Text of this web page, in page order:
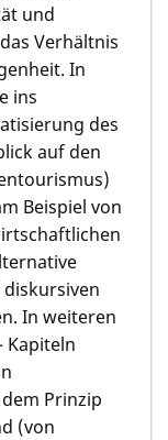
und
Verhältnis
In
ins
des
auf den
Beispiel von
In weiteren
Kapiteln
Prinzip
(von